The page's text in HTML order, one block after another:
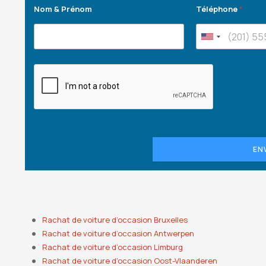
Nom & Prénom Téléphone*
Rachat de voiture d’occasion Bruxelles
Rachat de voiture d’occasion Antwerpen
Rachat de voiture d’occasion Limburg
Rachat de voiture d’occasion Oost-Vlaanderen